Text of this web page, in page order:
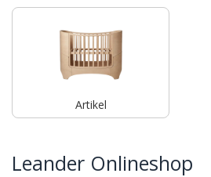
Artikel
Leander Onlineshop